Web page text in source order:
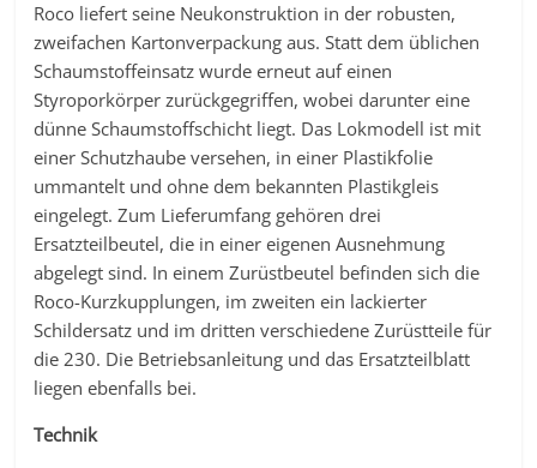
Roco liefert seine Neukonstruktion in der robusten,
zweifachen Kartonverpackung aus. Statt dem üblichen
Schaumstoffeinsatz wurde erneut auf einen
Styroporkörper zurückgegriffen, wobei darunter eine
dünne Schaumstoffschicht liegt. Das Lokmodell ist mit
einer Schutzhaube versehen, in einer Plastikfolie
ummantelt und ohne dem bekannten Plastikgleis
eingelegt. Zum Lieferumfang gehören drei
Ersatzteilbeutel, die in einer eigenen Ausnehmung
abgelegt sind. In einem Zurüstbeutel befinden sich die
Roco-Kurzkupplungen, im zweiten ein lackierter
Schildersatz und im dritten verschiedene Zurüstteile für
die 230. Die Betriebsanleitung und das Ersatzteilblatt
liegen ebenfalls bei.
Technik